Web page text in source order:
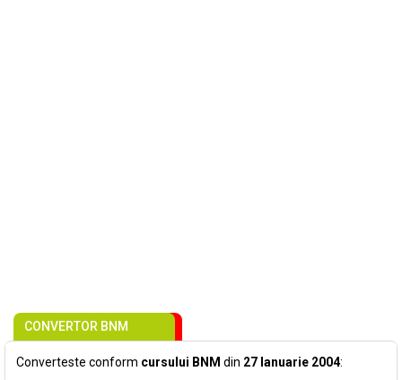
CONVERTOR BNM
Converteste conform cursului BNM din 27 Ianuarie 2004: